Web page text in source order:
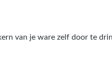
van je ware zelf door te